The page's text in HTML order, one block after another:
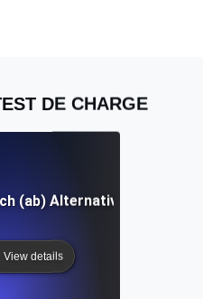
DE CHARGE
(ab) Alternative
View details